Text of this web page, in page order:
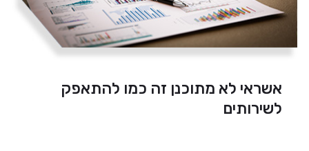
אשראי לא מתוכנן זה כמו להתאפק
לשירותים